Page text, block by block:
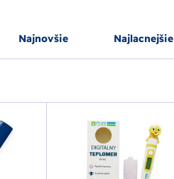
Najnovšie Najlacnejšie